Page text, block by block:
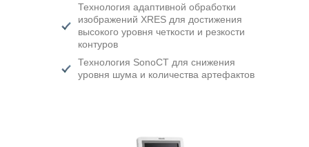
Технология адаптивной обработки
изображений XRES для достижения
высокого уровня четкости и резкости
контуров
Технология SonoСT для снижения
уровня шума и количества артефактов